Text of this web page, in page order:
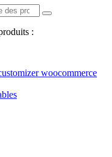
:
woocommerce